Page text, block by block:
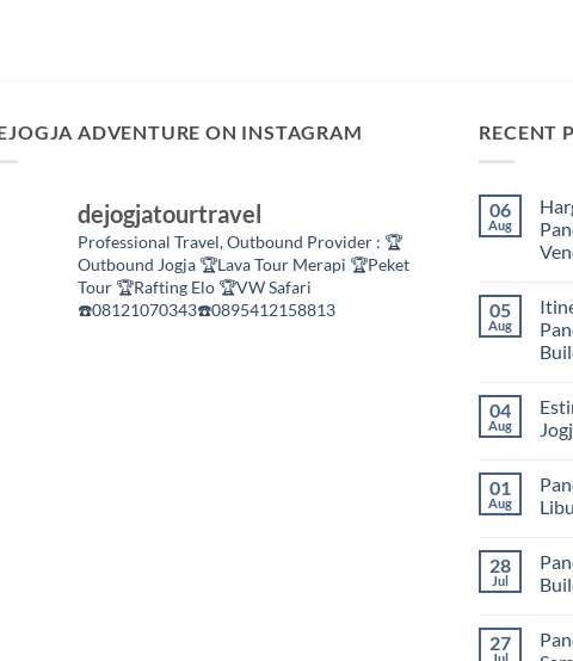
ADVENTURE ON INSTAGRAM
dejogjatourtravel
Professional Travel,Outbound Provider : 🏆
Outbound Jogja 🏆Lava Tour Merapi 🏆Peket
Tour🏆Rafting Elo🏆VW Safari
☎️08121070343☎️0895412158813
RECENT
06
Aug
on
Harga
2026:
Biaya,
dan
Tips
05
Aug
on
Hari
2
&
04
Aug
on
Harga
Jogja
2026
–
01
Aug
on
Trip
Jogja
28
Jul
on
27
Jul